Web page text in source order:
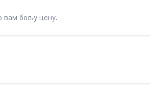
вам бољу цену.